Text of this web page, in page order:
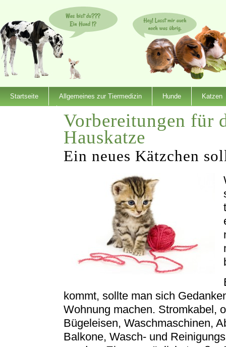
Startseite Allgemeines zur Tiermedizin Hunde Katzen
Vorbereitungen für
Hauskatze
Ein neues Kätzchen
kommt, sollte man sich
Wohnung machen. Stromkabel,
Bügeleisen, Waschmaschinen,
Balkone, Wasch- und